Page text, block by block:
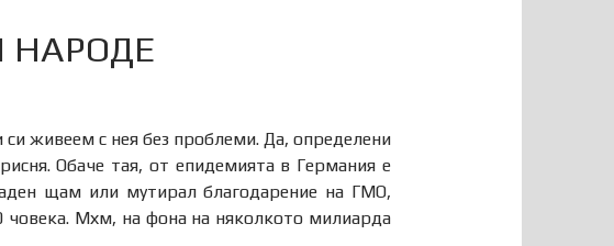
НАРОДЕ
живеем с нея без проблеми. Да, определени
Обаче тая, от епидемията в Германия е
щам или мутирал благодарение на ГМО,
човека. Мхм, на фона на няколкото милиарда